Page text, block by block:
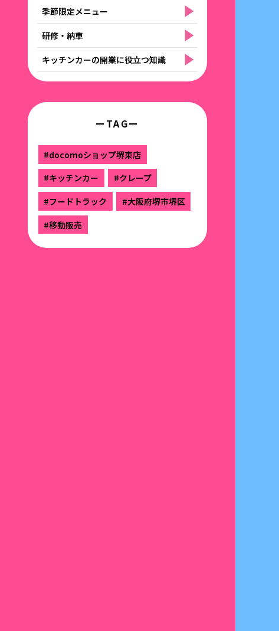
季節限定メニュー
研修・納車
キッチンカーの開業に役立つ知識
ーTAGー
#docomoショップ堺東店
#キッチンカー
#クレープ
#フードトラック
#大阪府堺市堺区
#移動販売